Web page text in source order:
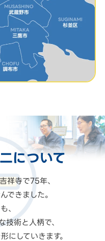
について
祥寺で75年、
できました。
、
技術と人柄で、
にしていきます。